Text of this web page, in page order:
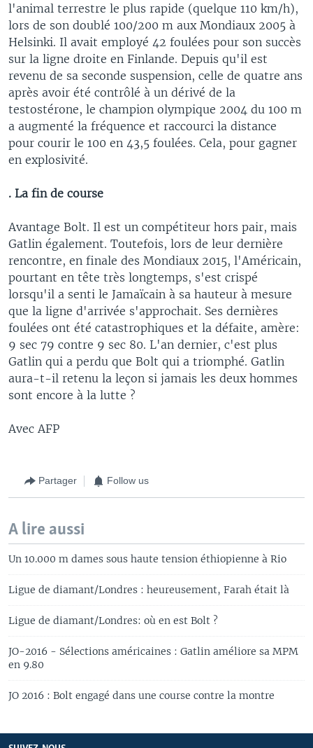
l'animal terrestre le plus rapide (quelque 110 km/h),
lors de son doublé 100/200 m aux Mondiaux 2005 à
Helsinki. Il avait employé 42 foulées pour son succès
sur la ligne droite en Finlande. Depuis qu'il est
revenu de sa seconde suspension, celle de quatre ans
après avoir été contrôlé à un dérivé de la
testostérone, le champion olympique 2004 du 100 m
a augmenté la fréquence et raccourci la distance
pour courir le 100 en 43,5 foulées. Cela, pour gagner
en explosivité.
. La fin de course
Avantage Bolt. Il est un compétiteur hors pair, mais
Gatlin également. Toutefois, lors de leur dernière
rencontre, en finale des Mondiaux 2015, l'Américain,
pourtant en tête très longtemps, s'est crispé
lorsqu'il a senti le Jamaïcain à sa hauteur à mesure
que la ligne d'arrivée s'approchait. Ses dernières
foulées ont été catastrophiques et la défaite, amère:
9 sec 79 contre 9 sec 80. L'an dernier, c'est plus
Gatlin qui a perdu que Bolt qui a triomphé. Gatlin
aura-t-il retenu la leçon si jamais les deux hommes
sont encore à la lutte ?
Avec AFP
Partager Follow us
A lire aussi
Un 10.000 m dames sous haute tension éthiopienne à Rio
Ligue de diamant/Londres : heureusement, Farah était là
Ligue de diamant/Londres: où en est Bolt ?
JO-2016 - Sélections américaines : Gatlin améliore sa MPM
en 9.80
JO 2016 : Bolt engagé dans une course contre la montre